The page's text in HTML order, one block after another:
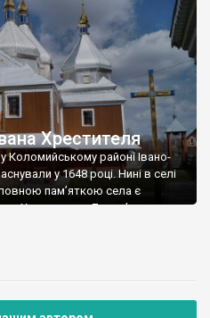
Хрестителя
Коломийському районі Івано-
у 1648 році. Нині в селі
пам’яткою села є
Хрестителя. Дерев’яна